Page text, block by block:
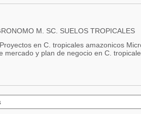
M. SC. SUELOS TROPICALES
en C. tropicales amazonicos
mercado y plan de negocio en C.